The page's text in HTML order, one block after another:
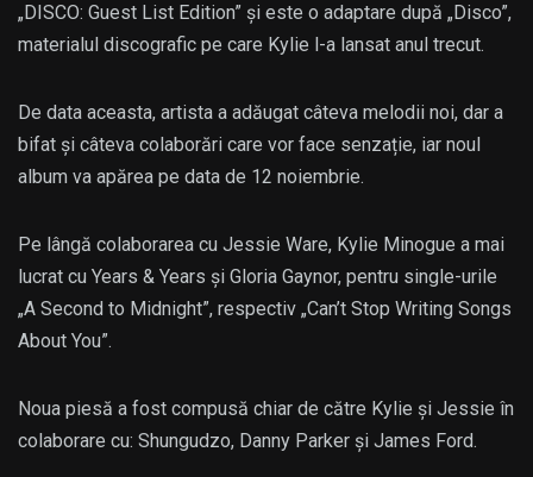
„DISCO: Guest List Edition” și este o adaptare după „Disco”,
materialul discografic pe care Kylie l-a lansat anul trecut.
De data aceasta, artista a adăugat câteva melodii noi, dar a
bifat și câteva colaborări care vor face senzație, iar noul
album va apărea pe data de 12 noiembrie.
Pe lângă colaborarea cu Jessie Ware, Kylie Minogue a mai
lucrat cu Years & Years și Gloria Gaynor, pentru single-urile
„A Second to Midnight”, respectiv „Can’t Stop Writing Songs
About You”.
Noua piesă a fost compusă chiar de către Kylie și Jessie în
colaborare cu: Shungudzo, Danny Parker și James Ford.